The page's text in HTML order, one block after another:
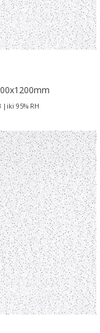
|iki 95% RH